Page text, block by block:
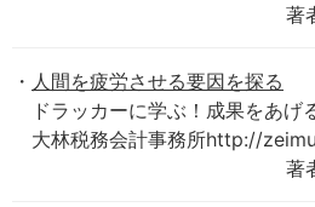
著
人間を疲労させる要因を探る
ドラッカーに学ぶ！成果をあげ
大林税務会計事務所http://
著